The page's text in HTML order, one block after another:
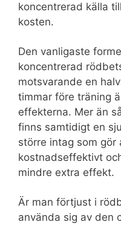
koncentrerad källa
kosten.
Den vanligaste
koncentrerad
motsvarande en
timmar före träning
effekterna. Mer än
finns samtidigt en
större intag som
kostnadseffektivt
mindre extra effekt.
Är man förtjust i
använda sig av den